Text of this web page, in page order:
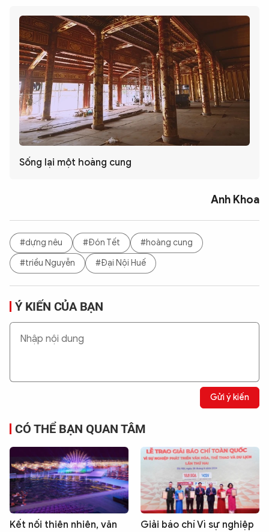
Sống lại một hoàng cung
Anh Khoa
#dựng nêu #Đón Tết
#hoàng cung
#triều Nguyễn
#Đại Nội Huế
Ý KIẾN CỦA BẠN
Gửi ý kiến
CÓ THỂ BẠN QUAN TÂM
Kết nối thiên nhiên, văn
Giải báo chí Vì sự nghiệp